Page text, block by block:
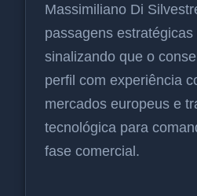
Massimiliano Di
passagens
sinalizando que o
perfil com experiência
mercados europeus e
tecnológica para
fase comercial.